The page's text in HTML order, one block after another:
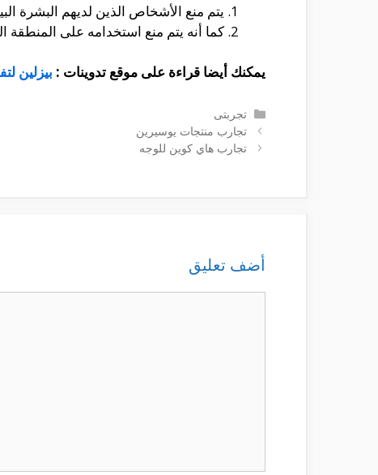
يتم منع الأشخاص الذين لديهم البشرة
كما أنه يتم منع استخدامه على المنطقة
يمكنك أيضا قراءة على موقع تدوينات : بيزلين
التصنيفات
تجربتى
تجارب منتجات يوسيرين
تجارب هاي كوين للوجه
أضف تعليق